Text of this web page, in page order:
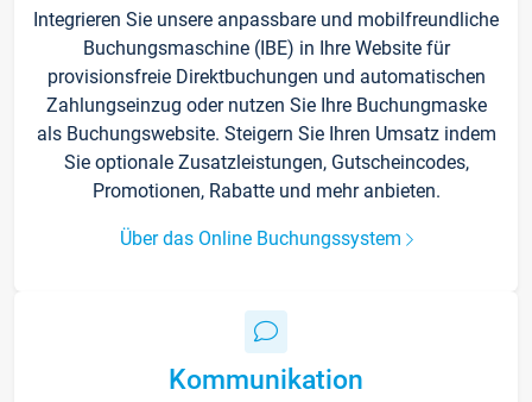
Integrieren Sie unsere anpassbare und mobilfreundliche
Buchungsmaschine (IBE) in Ihre Website für
provisionsfreie Direktbuchungen und automatischen
Zahlungseinzug oder nutzen Sie Ihre Buchungmaske
als Buchungswebsite. Steigern Sie Ihren Umsatz indem
Sie optionale Zusatzleistungen, Gutscheincodes,
Promotionen, Rabatte und mehr anbieten.
Über das Online Buchungssystem
Kommunikation